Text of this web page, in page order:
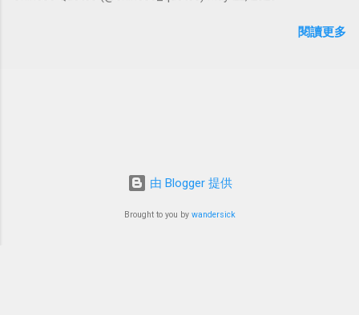
閱讀更多
由 Blogger 提供
Brought to you by wandersick